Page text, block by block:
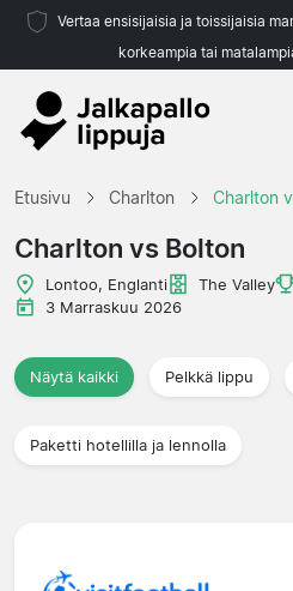
Vertaa ensisijaisia ja toissijaisia
korkeampia tai
Etusivu Charlton Charlton
Charlton vs Bolton
Lontoo, Englanti The Valley
3 Marraskuu 2026
Näytä kaikki Pelkkä lippu
Paketti hotellilla ja lennolla